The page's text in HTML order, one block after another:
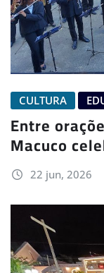
CULTURA
Entre
Macuco
22 jun, 2026